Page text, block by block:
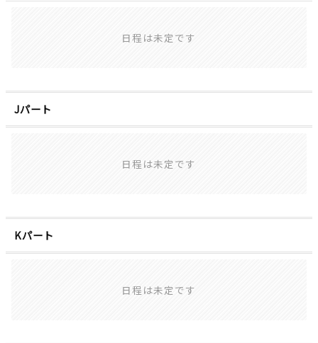
日程は未定です
Jパート
日程は未定です
Kパート
日程は未定です